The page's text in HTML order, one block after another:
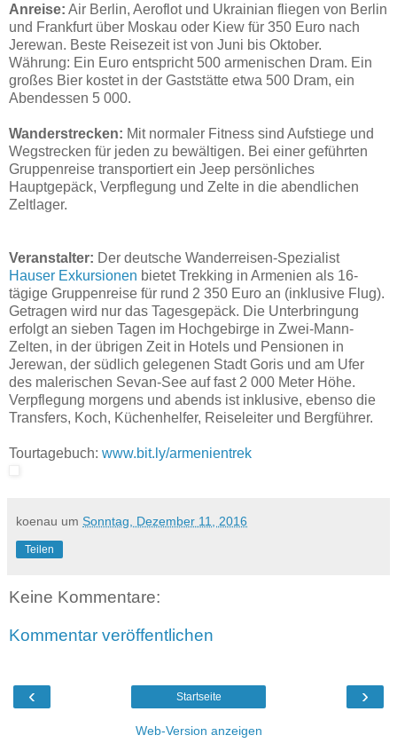
Anreise: Air Berlin, Aeroflot und Ukrainian fliegen von Berlin
und Frankfurt über Moskau oder Kiew für 350 Euro nach
Jerewan. Beste Reisezeit ist von Juni bis Oktober.
Währung: Ein Euro entspricht 500 armenischen Dram. Ein
großes Bier kostet in der Gaststätte etwa 500 Dram, ein
Abendessen 5 000.
Wanderstrecken: Mit normaler Fitness sind Aufstiege und
Wegstrecken für jeden zu bewältigen. Bei einer geführten
Gruppenreise transportiert ein Jeep persönliches
Hauptgepäck, Verpflegung und Zelte in die abendlichen
Zeltlager.
Veranstalter: Der deutsche Wanderreisen-Spezialist
Hauser Exkursionen bietet Trekking in Armenien als 16-
tägige Gruppenreise für rund 2 350 Euro an (inklusive Flug).
Getragen wird nur das Tagesgepäck. Die Unterbringung
erfolgt an sieben Tagen im Hochgebirge in Zwei-Mann-
Zelten, in der übrigen Zeit in Hotels und Pensionen in
Jerewan, der südlich gelegenen Stadt Goris und am Ufer
des malerischen Sevan-See auf fast 2 000 Meter Höhe.
Verpflegung morgens und abends ist inklusive, ebenso die
Transfers, Koch, Küchenhelfer, Reiseleiter und Bergführer.
Tourtagebuch: www.bit.ly/armenientrek
koenau um Sonntag, Dezember 11, 2016
Teilen
Keine Kommentare:
Kommentar veröffentlichen
‹ ›
Startseite
Web-Version anzeigen